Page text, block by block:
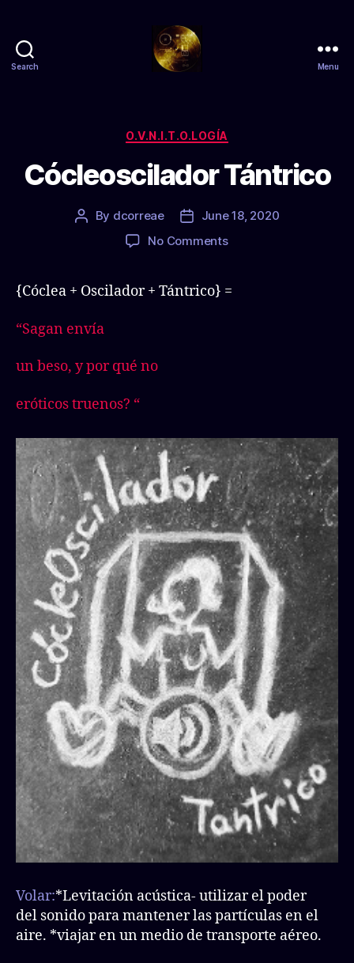
Search Menu
Categories
O.V.N.I.T.O.LOGÍA
Cócleoscilador Tántrico
Post
By dcorreae
PostJune 18, 2020
No Commentson
{Cóclea + Oscilador + Tántrico} =
“Sagan envía
un beso, y por qué no
eróticos truenos? “
Volar:*Levitación acústica- utilizar el poder
del sonido para mantener las partículas en el
aire. *viajar en un medio de transporte aéreo.